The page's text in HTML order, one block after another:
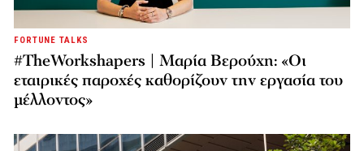
FORTUNE TALKS
#TheWorkshapers | Μαρία Βερούχη: «Οι
εταιρικές παροχές καθορίζουν την εργασία του
μέλλοντος»